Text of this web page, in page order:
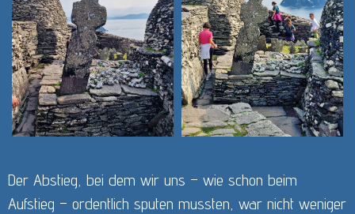
Der Abstieg, bei dem wir uns – wie schon beim
Aufstieg – ordentlich sputen mussten, war nicht weniger